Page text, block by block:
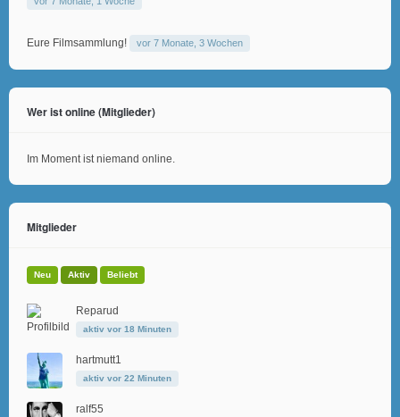
Eure Filmsammlung! vor 7 Monate, 3 Wochen
Wer ist online (Mitglieder)
Im Moment ist niemand online.
Mitglieder
Neu Aktiv Beliebt
Reparud
aktiv vor 18 Minuten
hartmutt1
aktiv vor 22 Minuten
ralf55